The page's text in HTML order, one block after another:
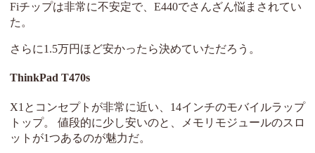
Fiチップは非常に不安定で、E440でさんざん悩まされてい
た。
さらに1.5万円ほど安かったら決めていただろう。
ThinkPad T470s
X1とコンセプトが非常に近い、14インチのモバイルラップ
トップ。 値段的に少し安いのと、メモリモジュールのスロ
ットが1つあるのが魅力だ。